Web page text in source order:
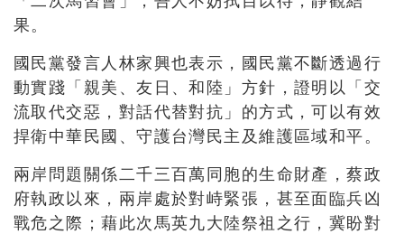
果。
國民黨發言人林家興也表示，國民黨不斷透過行
動實踐「親美、友日、和陸」方針，證明以「交
流取代交惡，對話代替對抗」的方式，可以有效
捍衛中華民國、守護台灣民主及維護區域和平。
兩岸問題關係二千三百萬同胞的生命財產，蔡政
府執政以來，兩岸處於對峙緊張，甚至面臨兵凶
戰危之際；藉此次馬英九大陸祭祖之行，冀盼對